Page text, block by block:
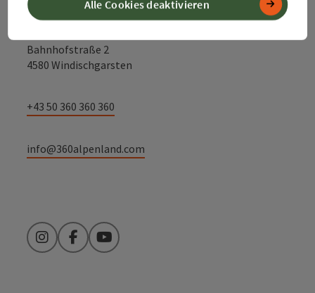
Alpenland Tourismus GmbH
Bahnhofstraße 2
4580 Windischgarsten
+43 50 360 360 360
info@360alpenland.com
InstagramFacebookYouTube
Alle Cookies deaktivieren